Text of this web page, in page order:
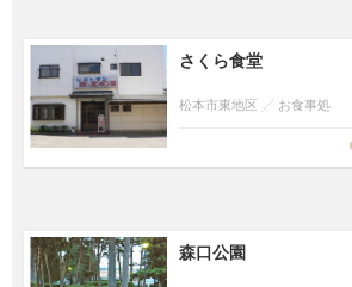
さくら食堂
松本市東地区 お食事処
森口公園